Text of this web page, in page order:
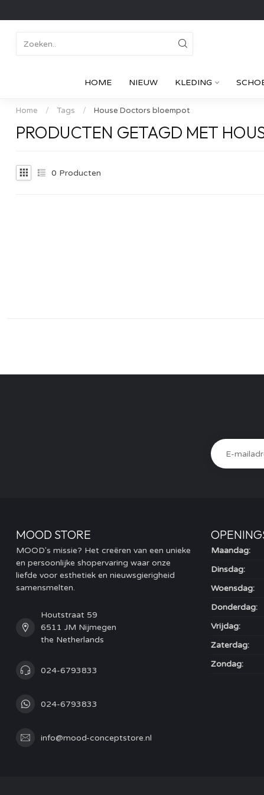
HOME NIEUW KLEDING
Home / Tags / House Doctors bloempot
PRODUCTEN GETAGD MET
0 Producten
MOOD STORE
MOOD's missie? Het creëren van een unieke
en persoonlijke shopervaring waar onze
liefde voor esthetiek en nieuwsgierigheid
samensmelten.
Houtstraat 59
6511 JM Nijmegen
the Netherlands
024-6793833
024-6793833
info@mood-conceptstore.nl
Maandag:
Dinsdag:
Woensdag:
Donderdag:
Vrijdag:
Zaterdag:
Zondag: